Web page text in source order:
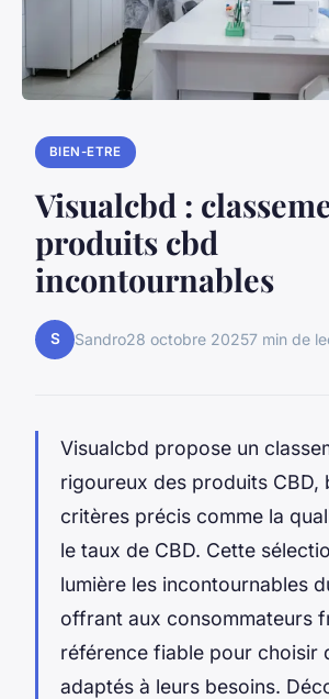
BIEN-ETRE
Visualcbd :
produits cbd
incontournables
S Sandro28 octobre 20257 min de
Visualcbd propose un
rigoureux des produits CBD,
critères précis comme la
le taux de CBD. Cette
lumière les incontournables
offrant aux consommateurs
référence fiable pour choisir
adaptés à leurs besoins.